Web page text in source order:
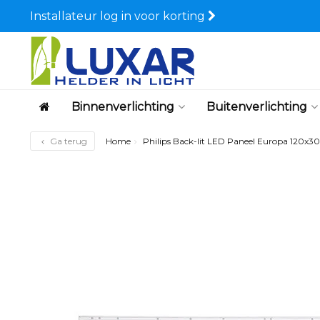
Installateur log in voor korting
Binnenverlichting Buitenverlichting
Ga terug Home Philips Back-lit LED Paneel Europa